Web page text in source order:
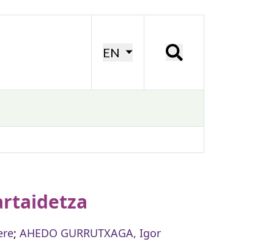
EN
; AHEDO GURRUTXAGA, Igor